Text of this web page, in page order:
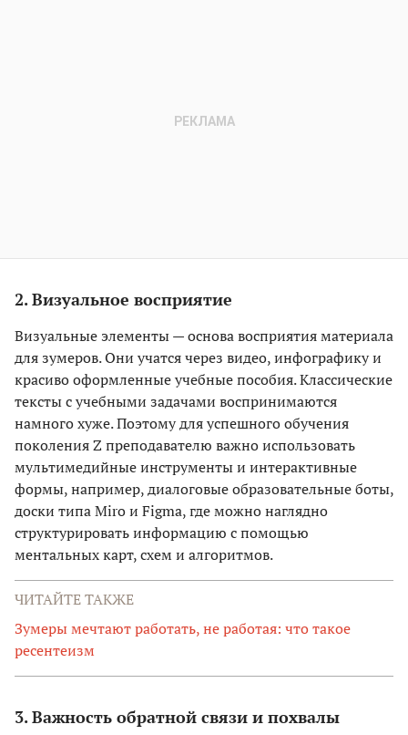
2. Визуальное восприятие
Визуальные элементы — основа восприятия материала
для зумеров. Они учатся через видео, инфографику и
красиво оформленные учебные пособия. Классические
тексты с учебными задачами воспринимаются
намного хуже. Поэтому для успешного обучения
поколения Z преподавателю важно использовать
мультимедийные инструменты и интерактивные
формы, например, диалоговые образовательные боты,
доски типа Miro и Figma, где можно наглядно
структурировать информацию с помощью
ментальных карт, схем и алгоритмов.
ЧИТАЙТЕ ТАКЖЕ
Зумеры мечтают работать, не работая: что такое
ресентеизм
3. Важность обратной связи и похвалы